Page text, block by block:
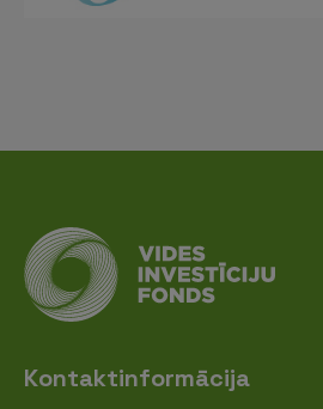
Kontaktinformācija